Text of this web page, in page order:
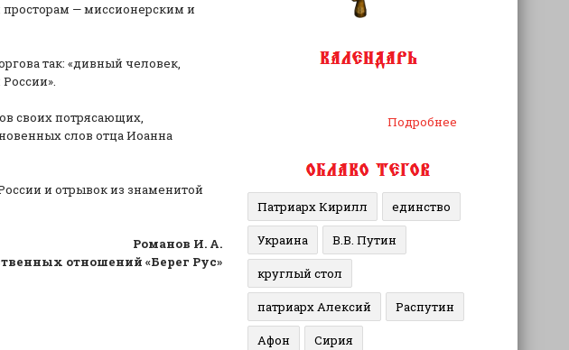
— миссионерским и
так: «дивный человек,
своих потрясающих,
слов отца Иоанна
и отрывок из знаменитой
Романов И. А.
отношений «Берег Рус»
Подробнее
Патриарх Кирилл единство
Украина В.В. Путин
круглый стол
патриарх Алексий Распутин
Афон Сирия